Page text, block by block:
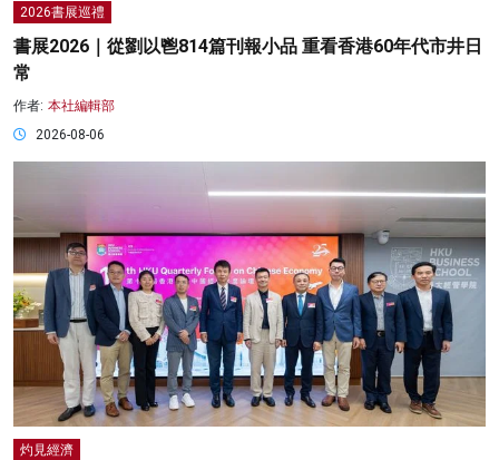
2026書展巡禮
書展2026｜從劉以鬯814篇刊報小品 重看香港60年代市井日
常
作者: 本社編輯部
2026-08-06
灼見經濟